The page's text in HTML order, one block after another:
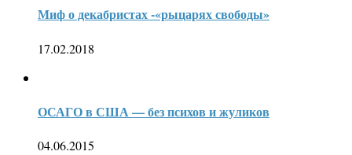
Миф о декабристах -«рыцарях свободы»
17.02.2018
ОСАГО в США — без психов и жуликов
04.06.2015